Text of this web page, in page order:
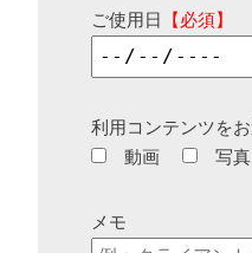
ご使用日 【必須】
利用コンテンツを
動画
写真
メモ